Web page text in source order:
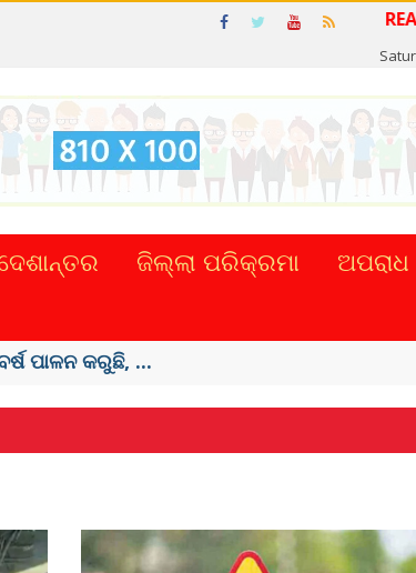
ଜିଲ୍ଲା ପରିକ୍ରମା ଅପରାଧ
ନେଣଦେଣ ...